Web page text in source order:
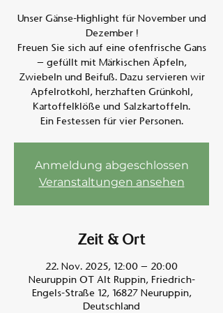
Unser Gänse-Highlight für November und
Dezember !
Freuen Sie sich auf eine ofenfrische Gans
– gefüllt mit Märkischen Äpfeln,
Zwiebeln und Beifuß. Dazu servieren wir
Apfelrotkohl, herzhaften Grünkohl,
Kartoffelklöße und Salzkartoffeln.
Ein Festessen für vier Personen.
Anmeldung abgeschlossen
Veranstaltungen ansehen
Zeit & Ort
22. Nov. 2025, 12:00 – 20:00
Neuruppin OT Alt Ruppin, Friedrich-
Engels-Straße 12, 16827 Neuruppin,
Deutschland